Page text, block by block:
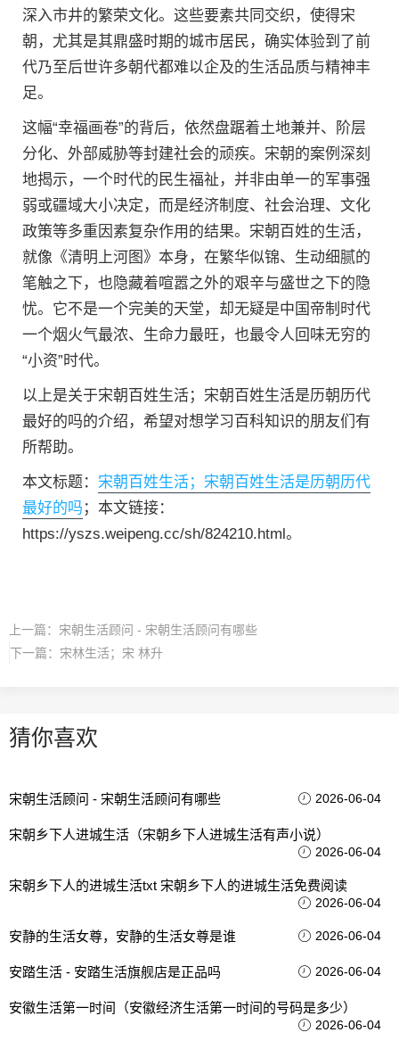
深入市井的繁荣文化。这些要素共同交织，使得宋
朝，尤其是其鼎盛时期的城市居民，确实体验到了前
代乃至后世许多朝代都难以企及的生活品质与精神丰
足。
这幅“幸福画卷”的背后，依然盘踞着土地兼并、阶层
分化、外部威胁等封建社会的顽疾。宋朝的案例深刻
地揭示，一个时代的民生福祉，并非由单一的军事强
弱或疆域大小决定，而是经济制度、社会治理、文化
政策等多重因素复杂作用的结果。宋朝百姓的生活，
就像《清明上河图》本身，在繁华似锦、生动细腻的
笔触之下，也隐藏着喧嚣之外的艰辛与盛世之下的隐
忧。它不是一个完美的天堂，却无疑是中国帝制时代
一个烟火气最浓、生命力最旺，也最令人回味无穷的
“小资”时代。
以上是关于宋朝百姓生活；宋朝百姓生活是历朝历代
最好的吗的介绍，希望对想学习百科知识的朋友们有
所帮助。
本文标题： 宋朝百姓生活；宋朝百姓生活是历朝历代
最好的吗 ；本文链接：
https://yszs.weipeng.cc/sh/824210.html。
上一篇： 宋朝生活顾问 - 宋朝生活顾问有哪些
下一篇： 宋林生活；宋 林升
猜你喜欢
宋朝生活顾问 - 宋朝生活顾问有哪些 2026-06-04
宋朝乡下人进城生活（宋朝乡下人进城生活有声小说）
2026-06-04
宋朝乡下人的进城生活txt 宋朝乡下人的进城生活免费阅读
2026-06-04
安静的生活女尊，安静的生活女尊是谁 2026-06-04
安踏生活 - 安踏生活旗舰店是正品吗 2026-06-04
安徽生活第一时间（安徽经济生活第一时间的号码是多少）
2026-06-04